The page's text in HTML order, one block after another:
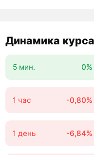
Динамика
5 мин. 0%
1 час -0,80%
1 день -6,84%